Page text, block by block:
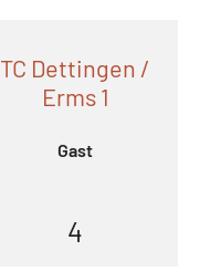
TC Dettingen /
Erms 1
Gast
4